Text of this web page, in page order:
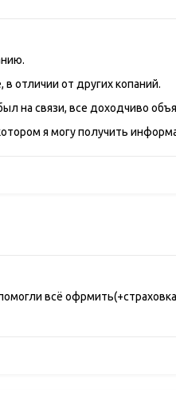
отличии от других копаний.
на связи, все доходчиво
я могу получить
всё